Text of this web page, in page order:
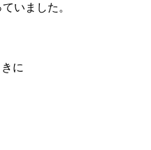
いました。
に